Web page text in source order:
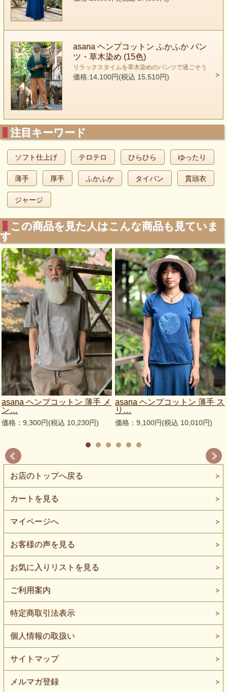
asana ヘンプコットン ふかふか パン
ツ・草木染め (15色)
リラックスタイムを草木染めのパンツで過ごそう
価格:14,100円(税込 15,510円)
注目キーワード
ソフト仕上げ テロテロ ひらひら ゆったり
薄手 厚手 ふかふか タイパン 貫頭衣
ジャージ
この商品を見た人はこんな商品も見ていま
す
asana ヘンプコットン 薄手 メ
ン…
価格：9,300円(税込 10,230円)
asana ヘンプコットン 薄手 ス
リ…
価格：9,100円(税込 10,010円)
お店のトップへ戻る
カートを見る
マイページへ
お客様の声を見る
お気に入りリストを見る
ご利用案内
特定商取引法表示
個人情報の取扱い
サイトマップ
メルマガ登録